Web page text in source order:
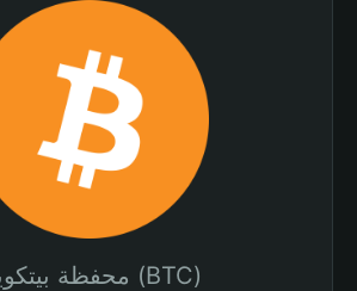
محفظة بيتكوين (BTC)